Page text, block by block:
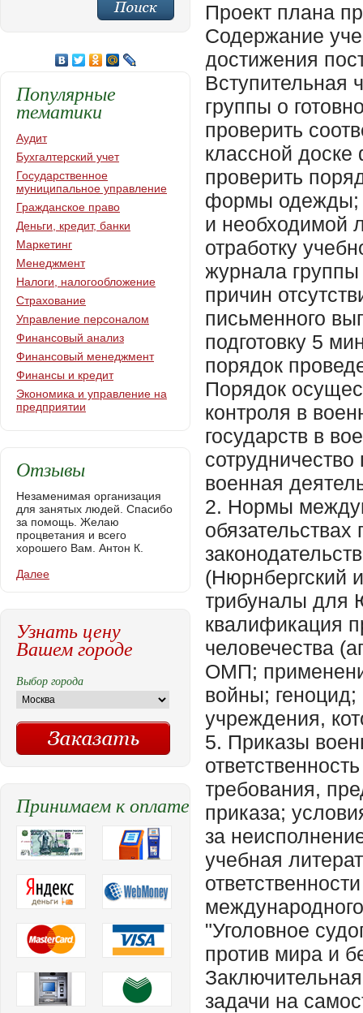
Проект плана
Содержание
достижения
Вступительная
группы о
проверить
классной
проверить
формы одежды;
и необходимой
отработку
журнала
причин
письменного
подготовку 5
порядок
Порядок
контроля в
государств в
военная
2. Нормы
обязательствах
(Нюрнбергский
трибуналы для
квалификация
человечества
ОМП;
войны;
учреждения,
5. Приказы
требования,
приказа;
за
учебная
"Уголовное
против мира и
задачи на
Популярные
тематики
Аудит
Бухгалтерский учет
Государственное
муниципальное управление
Гражданское право
Деньги, кредит, банки
Маркетинг
Менеджмент
Налоги, налогообложение
Страхование
Управление персоналом
Финансовый анализ
Финансовый менеджмент
Финансы и кредит
Экономика и управление на
предприятии
Отзывы
Незаменимая организация
для занятых людей. Спасибо
за помощь. Желаю
процветания и всего
хорошего Вам. Антон К.
Далее
Узнать цену
Вашем городе
Выбор города
Принимаем к оплате